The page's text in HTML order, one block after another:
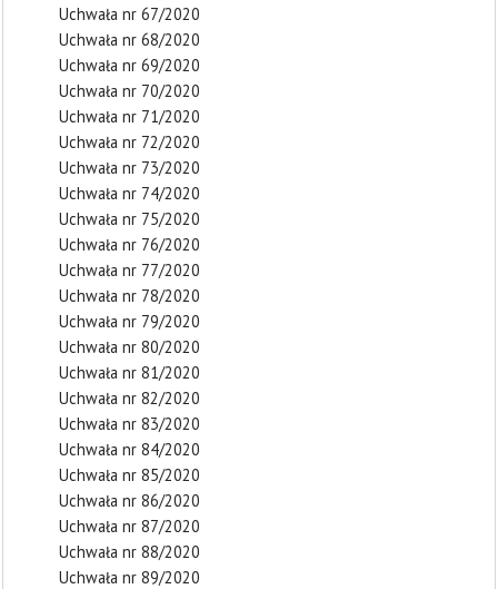
Uchwała nr 67/2020
Uchwała nr 68/2020
Uchwała nr 69/2020
Uchwała nr 70/2020
Uchwała nr 71/2020
Uchwała nr 72/2020
Uchwała nr 73/2020
Uchwała nr 74/2020
Uchwała nr 75/2020
Uchwała nr 76/2020
Uchwała nr 77/2020
Uchwała nr 78/2020
Uchwała nr 79/2020
Uchwała nr 80/2020
Uchwała nr 81/2020
Uchwała nr 82/2020
Uchwała nr 83/2020
Uchwała nr 84/2020
Uchwała nr 85/2020
Uchwała nr 86/2020
Uchwała nr 87/2020
Uchwała nr 88/2020
Uchwała nr 89/2020